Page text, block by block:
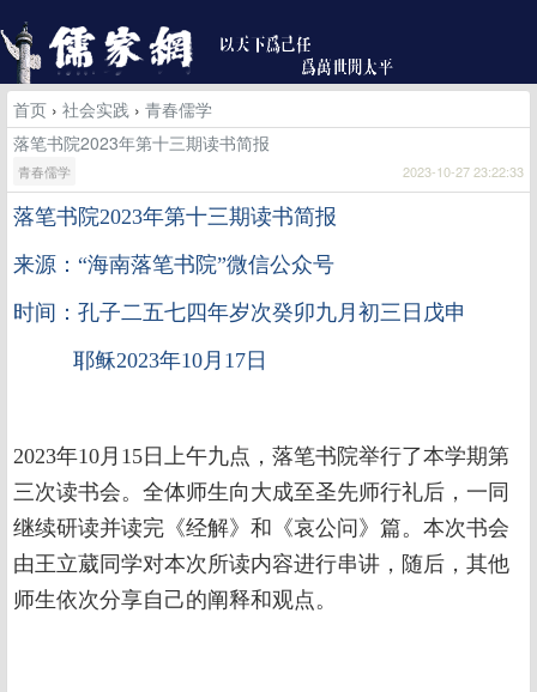
首页 › 社会实践 › 青春儒学
落笔书院2023年第十三期读书简报
青春儒学 2023-10-27 23:22:33
落笔书院2023年第十三期读书简报
来源：“海南落笔书院”微信公众号
时间：孔子二五七四年岁次癸卯九月初三日戊申
耶稣2023年10月17日
2023年10月15日上午九点，落笔书院举行了本学期第
三次读书会。全体师生向大成至圣先师行礼后，一同
继续研读并读完《经解》和《哀公问》篇。本次书会
由王立葳同学对本次所读内容进行串讲，随后，其他
师生依次分享自己的阐释和观点。